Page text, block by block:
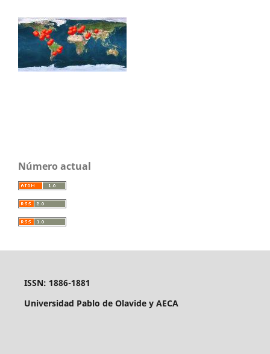
Número actual
ISSN: 1886-1881
Universidad Pablo de Olavide y AECA